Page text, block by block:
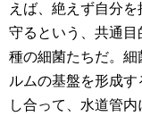
えば、絶えず自分
守るという、共通
種の細菌たちだ。細
ルムの基盤を形成
し合って、水道管